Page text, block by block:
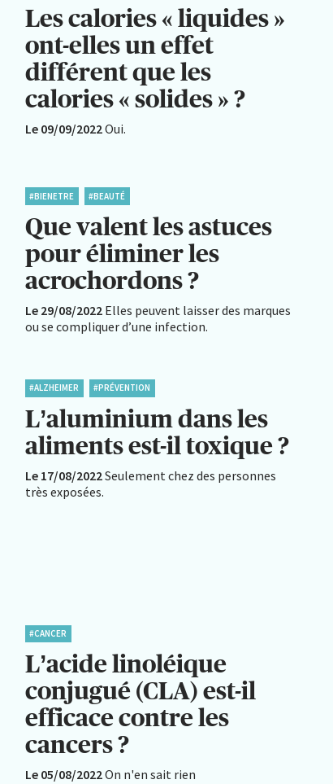
Les calories « liquides »
ont-elles un effet
différent que les
calories « solides » ?
Le 09/09/2022Oui.
#BIENETRE #BEAUTÉ
Que valent les astuces
pour éliminer les
acrochordons ?
Le 29/08/2022 Elles peuvent laisser des marques
ou se compliquer d’une infection.
#ALZHEIMER #PRÉVENTION
L’aluminium dans les
aliments est-il toxique ?
Le 17/08/2022Seulement chez des personnes
très exposées.
#CANCER
L’acide linoléique
conjugué (CLA) est-il
efficace contre les
cancers ?
Le 05/08/2022On n'en sait rien